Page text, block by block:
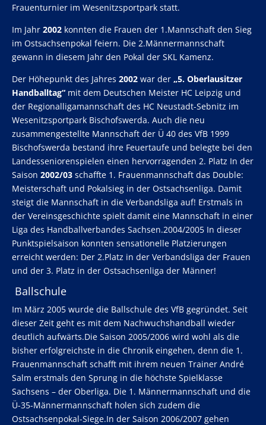
Frauenturnier im Wesenitzsportpark statt.
Im Jahr 2002 konnten die Frauen der 1.Mannschaft den Sieg
im Ostsachsenpokal feiern. Die 2.Männermannschaft
gewann in diesem Jahr den Pokal der SKL Kamenz.
Der Höhepunkt des Jahres 2002 war der „5. Oberlausitzer
Handballtag“ mit dem Deutschen Meister HC Leipzig und
der Regionalligamannschaft des HC Neustadt-Sebnitz im
Wesenitzsportpark Bischofswerda. Auch die neu
zusammengestellte Mannschaft der Ü 40 des VfB 1999
Bischofswerda bestand ihre Feuertaufe und belegte bei den
Landesseniorenspielen einen hervorragenden 2. Platz In der
Saison 2002/03 schaffte 1. Frauenmannschaft das Double:
Meisterschaft und Pokalsieg in der Ostsachsenliga. Damit
steigt die Mannschaft in die Verbandsliga auf! Erstmals in
der Vereinsgeschichte spielt damit eine Mannschaft in einer
Liga des Handballverbandes Sachsen.2004/2005 In dieser
Punktspielsaison konnten sensationelle Platzierungen
erreicht werden: Der 2.Platz in der Verbandsliga der Frauen
und der 3. Platz in der Ostsachsenliga der Männer!
Ballschule
Im März 2005 wurde die Ballschule des VfB gegründet. Seit
dieser Zeit geht es mit dem Nachwuchshandball wieder
deutlich aufwärts.Die Saison 2005/2006 wird wohl als die
bisher erfolgreichste in die Chronik eingehen, denn die 1.
Frauenmannschaft schafft mit ihrem neuen Trainer André
Salm erstmals den Sprung in die höchste Spielklasse
Sachsens – der Oberliga. Die 1. Männermannschaft und die
Ü-35-Männermannschaft holen sich zudem die
Ostsachsenpokal-Siege.In der Saison 2006/2007 gehen